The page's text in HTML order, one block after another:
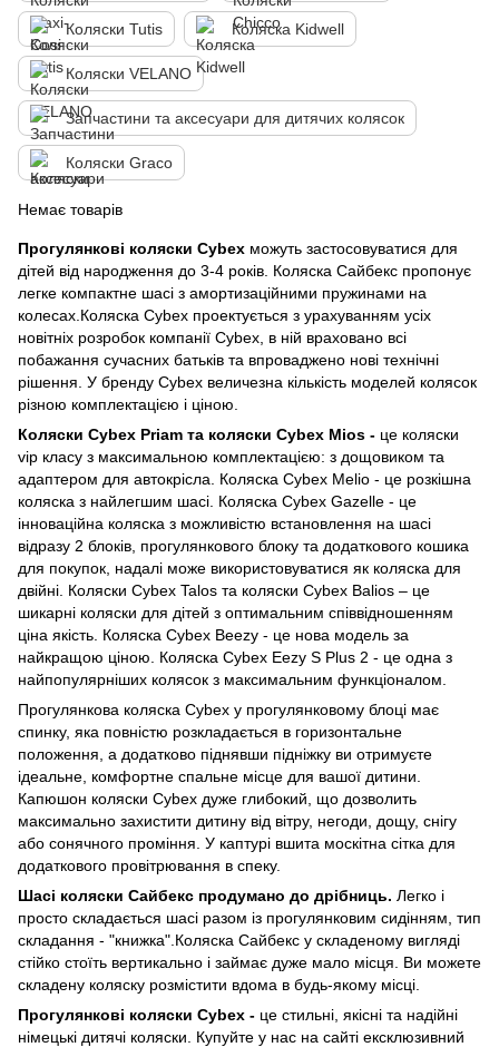
Коляски Tutis Коляска Kidwell
Коляски VELANO
Запчастини та аксесуари для дитячих колясок
Коляски Graco
Немає товарів
Прогулянкові коляски Cybex можуть застосовуватися для
дітей від народження до 3-4 років. Коляска Сайбекс пропонує
легке компактне шасі з амортизаційними пружинами на
колесах.Коляска Cybex проектується з урахуванням усіх
новітніх розробок компанії Cybex, в ній враховано всі
побажання сучасних батьків та впроваджено нові технічні
рішення. У бренду Cybex величезна кількість моделей колясок
різною комплектацією і ціною.
Коляски Cybex Priam та коляски Cybex Mios - це коляски
vip класу з максимальною комплектацією: з дощовиком та
адаптером для автокрісла. Коляска Cybex Melio - це розкішна
коляска з найлегшим шасі. Коляска Cybex Gazelle - це
інноваційна коляска з можливістю встановлення на шасі
відразу 2 блоків, прогулянкового блоку та додаткового кошика
для покупок, надалі може використовуватися як коляска для
двійні. Коляски Cybex Talos та коляски Cybex Balios – це
шикарні коляски для дітей з оптимальним співвідношенням
ціна якість. Коляска Cybex Beezy - це нова модель за
найкращою ціною. Коляска Cybex Eezy S Plus 2 - це одна з
найпопулярніших колясок з максимальним функціоналом.
Прогулянкова коляска Cybex у прогулянковому блоці має
спинку, яка повністю розкладається в горизонтальне
положення, а додатково піднявши підніжку ви отримуєте
ідеальне, комфортне спальне місце для вашої дитини.
Капюшон коляски Cybex дуже глибокий, що дозволить
максимально захистити дитину від вітру, негоди, дощу, снігу
або сонячного проміння. У каптурі вшита москітна сітка для
додаткового провітрювання в спеку.
Шасі коляски Сайбекс продумано до дрібниць. Легко і
просто складається шасі разом із прогулянковим сидінням, тип
складання - "книжка".Коляска Сайбекс у складеному вигляді
стійко стоїть вертикально і займає дуже мало місця. Ви можете
складену коляску розмістити вдома в будь-якому місці.
Прогулянкові коляски Cybex - це стильні, якісні та надійні
німецькі дитячі коляски. Купуйте у нас на сайті ексклюзивний